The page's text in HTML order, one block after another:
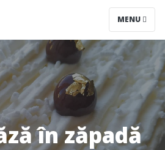
MENU
în zăpadă